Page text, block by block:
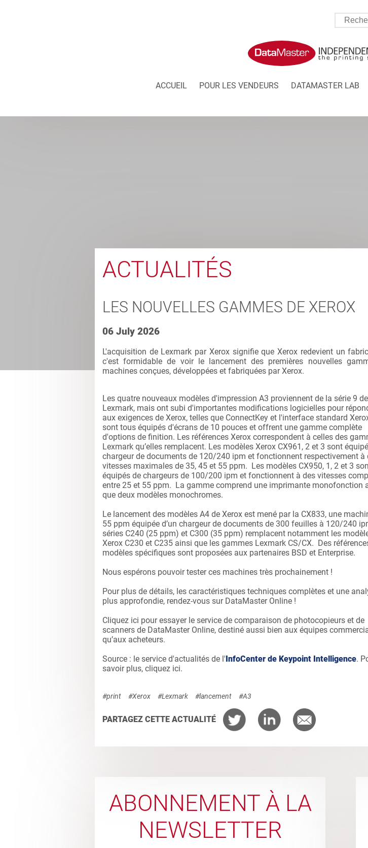
ACCUEIL POUR LES VENDEURS DATAMASTER LAB
ACTUALITÉS
LES NOUVELLES GAMMES DE XEROX
06 July 2026
L'acquisition de Lexmark par Xerox signifie que Xerox redevient un
c'est formidable de voir le lancement des premières nouvelles
machines conçues, développées et fabriquées par Xerox.
Les quatre nouveaux modèles d'impression A3 proviennent de la série 9 de
Lexmark, mais ont subi d'importantes modifications logicielles pour
aux exigences de Xerox, telles que ConnectKey et l'interface standard
sont tous équipés d'écrans de 10 pouces et offrent une gamme complète
d'options de finition. Les références Xerox correspondent à celles des
Lexmark qu’elles remplacent. Les modèles Xerox CX961, 2 et 3 sont
chargeur de documents de 120/240 ipm et fonctionnent respectivement à
vitesses maximales de 35, 45 et 55 ppm. Les modèles CX950, 1, 2 et 3
équipés de chargeurs de 100/200 ipm et fonctionnent à des vitesses
entre 25 et 55 ppm. La gamme comprend une imprimante monofonction
que deux modèles monochromes.
Le lancement des modèles A4 de Xerox est mené par la CX833, une
55 ppm équipée d’un chargeur de documents de 300 feuilles à 120/240
séries C240 (25 ppm) et C300 (35 ppm) remplacent notamment les
Xerox C230 et C235 ainsi que les gammes Lexmark CS/CX. Des
modèles spécifiques sont proposées aux partenaires BSD et Enterprise.
Nous espérons pouvoir tester ces machines très prochainement !
Pour plus de détails, les caractéristiques techniques complètes et une
plus approfondie, rendez-vous sur DataMaster Online !
Cliquez ici pour essayer le service de comparaison de photocopieurs et de
scanners de DataMaster Online, destiné aussi bien aux équipes
qu’aux acheteurs.
Source : le service d'actualités de l'InfoCenter de Keypoint Intelligence.
savoir plus, cliquez ici.
#print #Xerox #Lexmark #lancement #A3
PARTAGEZ CETTE ACTUALITÉ
ABONNEMENT À LA
NEWSLETTER